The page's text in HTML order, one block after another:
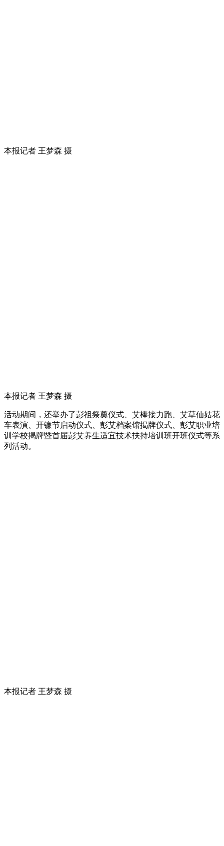
本报记者 王梦森 摄
本报记者 王梦森 摄
活动期间，还举办了彭祖祭奠仪式、艾棒接力跑、艾草仙姑花
车表演、开镰节启动仪式、彭艾档案馆揭牌仪式、彭艾职业培
训学校揭牌暨首届彭艾养生适宜技术扶持培训班开班仪式等系
列活动。
本报记者 王梦森 摄